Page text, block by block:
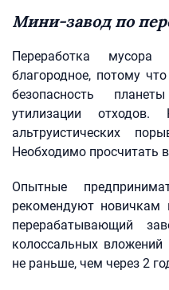
Мини-завод по
Переработка
благородное, потому
безопасность
утилизации
альтруистических
Необходимо просчитать
Опытные
рекомендуют новичкам
перерабатывающий
колоссальных вложений
не раньше, чем через 2